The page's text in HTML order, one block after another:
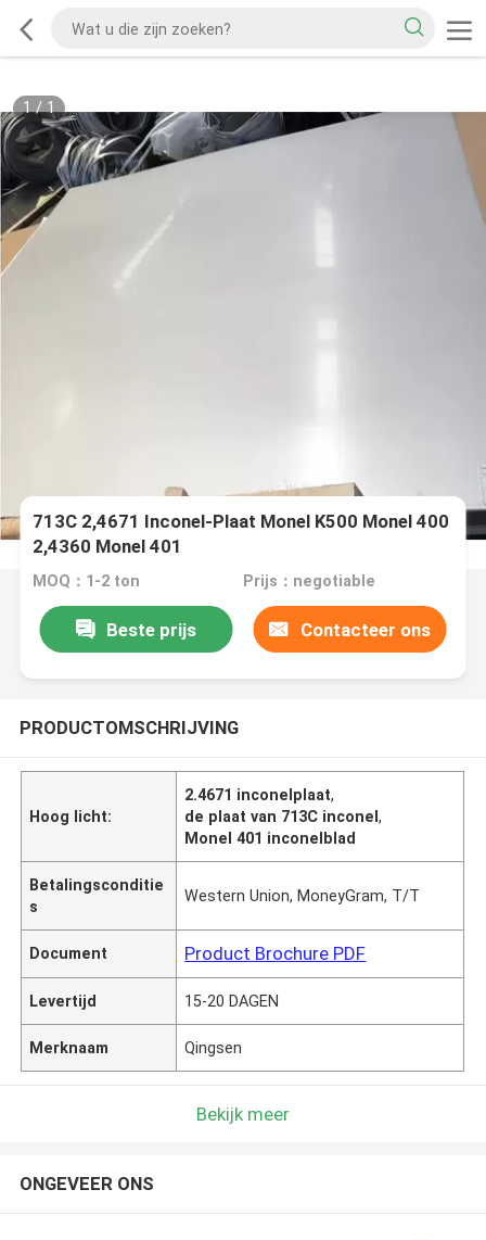
1/1
713C 2,4671 Inconel-Plaat Monel K500 Monel 400
2,4360 Monel 401
MOQ：1-2 ton Prijs：negotiable
Beste prijs Contacteer ons
PRODUCTOMSCHRIJVING
Hoog licht:
2.4671 inconelplaat,
de plaat van 713C inconel,
Monel 401 inconelblad
Betalingsconditie
s
Western Union, MoneyGram, T/T
Document Product Brochure PDF
Levertijd 15-20 DAGEN
Merknaam Qingsen
Bekijk meer
ONGEVEER ONS